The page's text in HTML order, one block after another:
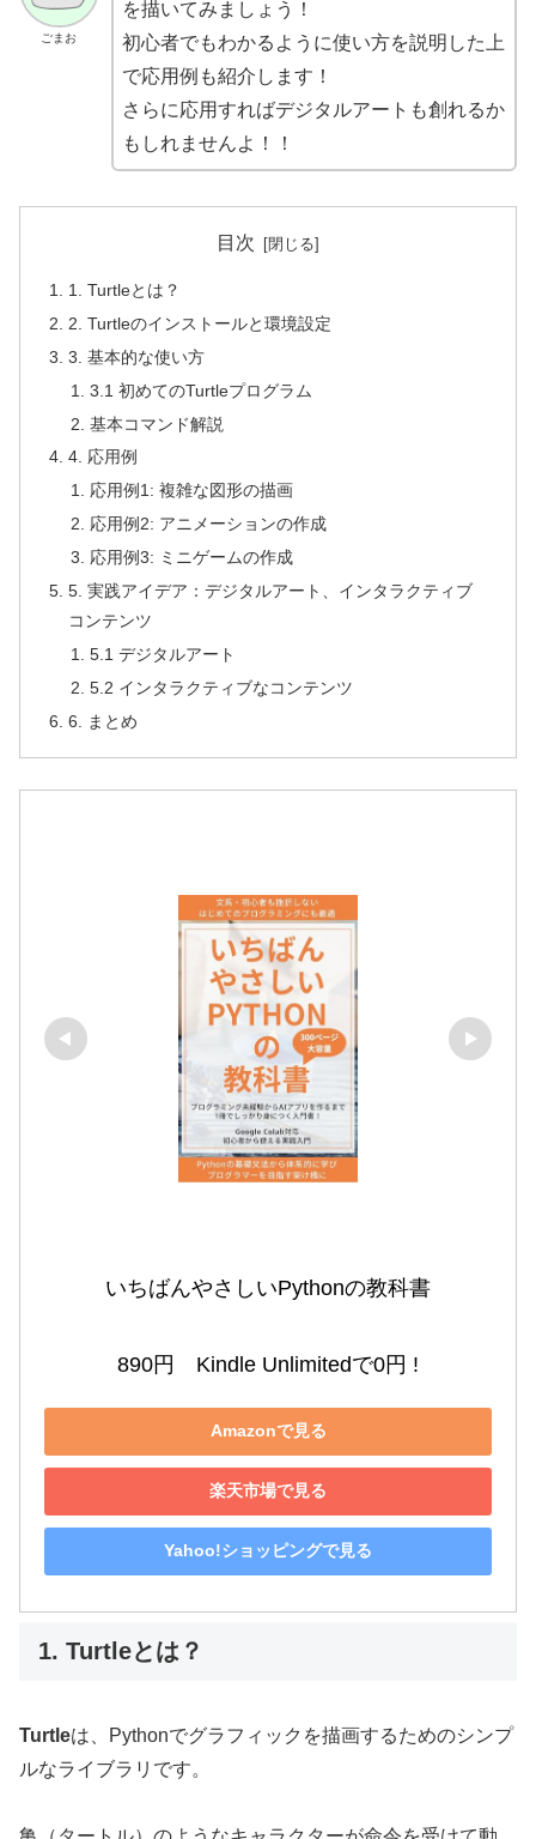
ごまお
を描いてみましょう！
初心者でもわかるように使い方を説明した上
で応用例も紹介します！
さらに応用すればデジタルアートも創れるか
もしれませんよ！！
目次
1. Turtleとは？
2. Turtleのインストールと環境設定
3. 基本的な使い方
3.1 初めてのTurtleプログラム
基本コマンド解説
4. 応用例
応用例1: 複雑な図形の描画
応用例2: アニメーションの作成
応用例3: ミニゲームの作成
5. 実践アイデア：デジタルアート、インタラクティブ
コンテンツ
5.1 デジタルアート
5.2 インタラクティブなコンテンツ
6. まとめ
いちばんやさしいPythonの教科書
890円　Kindle Unlimitedで0円 !
Amazonで見る
楽天市場で見る
Yahoo!ショッピングで見る
1. Turtleとは？
Turtleは、Pythonでグラフィックを描画するためのシンプ
ルなライブラリです。